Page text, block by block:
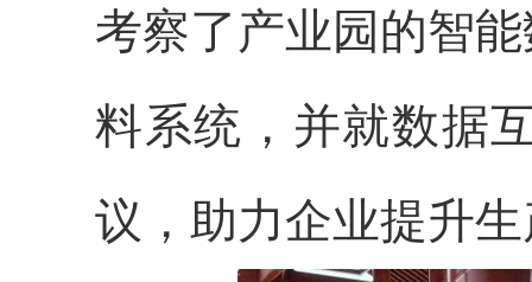
考察了产业园的智
料系统，并就数据
议，助力企业提升